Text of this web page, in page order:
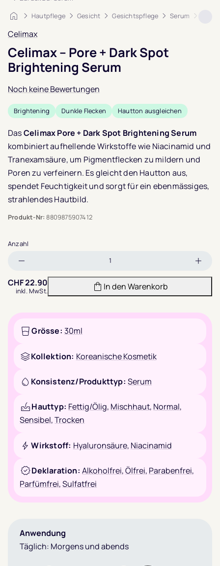
Startseite
Hautpflege Gesicht Gesichtspflege Serum
Celimax
Celimax – Pore + Dark Spot
Brightening Serum
Noch keine Bewertungen
Brightening Dunkle Flecken Hautton ausgleichen
DasCelimax Pore + Dark Spot Brightening Serum
kombiniert aufhellende Wirkstoffe wie Niacinamid und
Tranexamsäure, um Pigmentflecken zu mildern und
Poren zu verfeinern. Es gleicht den Hautton aus,
spendet Feuchtigkeit und sorgt für ein ebenmässiges,
strahlendes Hautbild.
Produkt-Nr: 8809875907412
Anzahl
verringern
CHF22.90
inkl. MwSt. In den Warenkorb
Grösse: 30ml
Kollektion: Koreanische Kosmetik
Konsistenz/Produkttyp: Serum
Hauttyp: Fettig/Ölig, Mischhaut, Normal,
Sensibel,Trocken
Wirkstoff: Hyaluronsäure, Niacinamid
Deklaration: Alkoholfrei,Ölfrei, Parabenfrei,
Parfümfrei,Sulfatfrei
Anwendung
Täglich: Morgens und abends